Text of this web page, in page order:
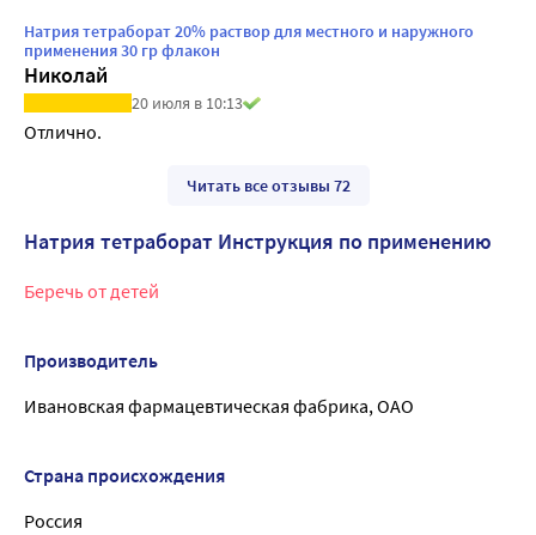
Натрия тетраборат 20% раствор для местного и наружного
применения 30 гр флакон
Николай
20 июля в 10:13
Отлично.
Читать все отзывы 72
Натрия тетраборат Инструкция по применению
Беречь от детей
Производитель
Ивановская фармацевтическая фабрика, ОАО
Страна происхождения
Россия